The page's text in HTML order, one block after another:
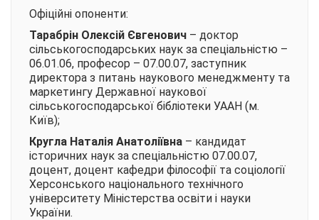
Офіційні опоненти:
Тарабрін Олексій Євгенович – доктор
сільськогосподарських наук за спеціальністю –
06.01.06, професор – 07.00.07, заступник
директора з питань наукового менеджменту та
маркетингу Державної наукової
сільськогосподарської бібліотеки УААН (м.
Київ);
Кругла Наталія Анатоліївна – кандидат
історичних наук за спеціальністю 07.00.07,
доцент, доцент кафедри філософії та соціології
Херсонського національного технічного
університету Міністерства освіти і науки
України.